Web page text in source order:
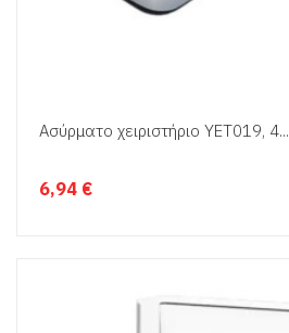
Ασύρματο χειριστήριο YET019, 4...
6,94 €